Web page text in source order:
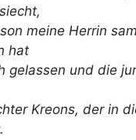
meine Herrin
hat
gelassen und die
Kreons, der in